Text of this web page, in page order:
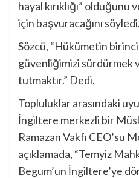
hayal kırıklığı”
için başvuracağını söyledi.
Sözcü, “Hükümetin
güvenliğimizi sürdürmek
tutmaktır.” Dedi.
Topluluklar arasındaki
İngiltere merkezli bir
Ramazan Vakfı CEO’su
açıklamada, “Temyiz
Begum’un İngiltere’ye